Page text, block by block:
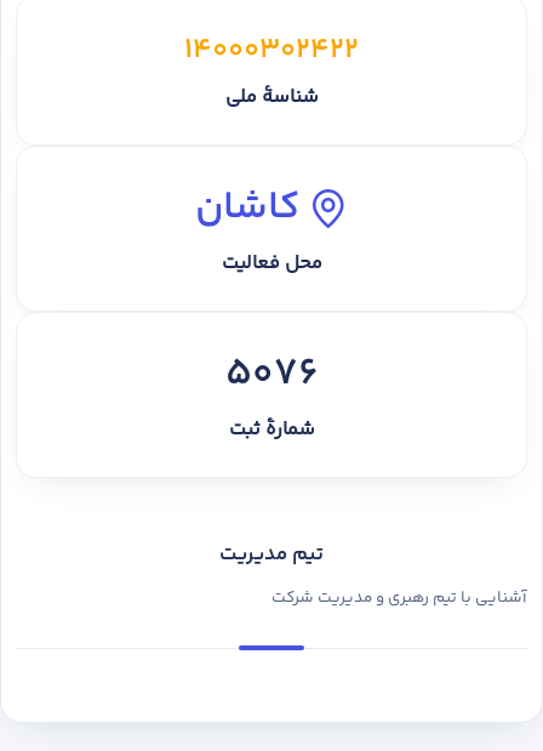
14000302422
شناسهٔ ملی
کاشان
محل فعالیت
5076
شمارهٔ ثبت
تیم مدیریت
آشنایی با تیم رهبری و مدیریت شرکت